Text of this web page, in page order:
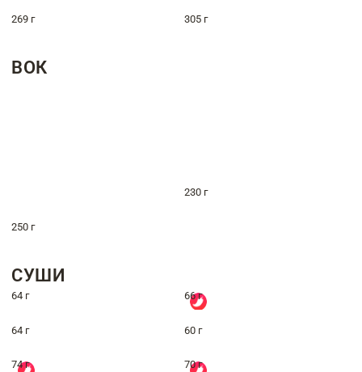
269 г 305 г
ВОК
230 г
250 г
СУШИ
64 г 66 г
64 г 60 г
74 г 70 г